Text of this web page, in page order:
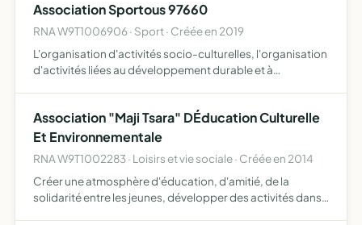
d'exposition…
Association Sportous 97660
RNA W9T1006906 · Sport · Créée en 2019
L'organisation d'activités socio-culturelles, l'organisation
d'activités liées au développement durable et à
Association "Maji Tsara" DÉducation Culturelle
Et Environnementale
RNA W9T1002283 · Loisirs et vie sociale · Créée en 2014
Créer une atmosphère d'éducation, d'amitié, de la
solidarité entre les jeunes, développer des activités dans